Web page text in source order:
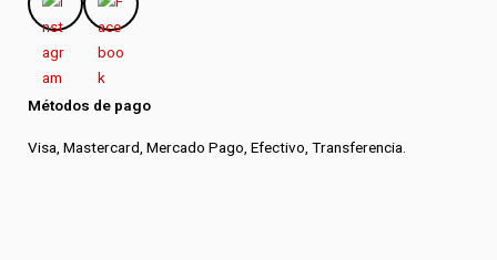
Métodos de pago
Visa, Mastercard, Mercado Pago, Efectivo, Transferencia.